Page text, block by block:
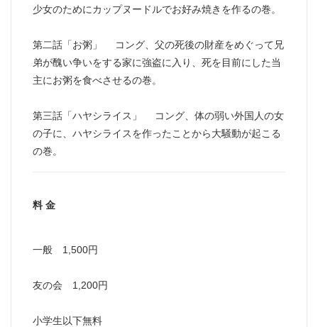
少女のためにカップヌードルでお好み焼きを作るの巻。
第二話「お粥」 コング、父の死後の財産をめぐって兄
弟が醜い争いをする家に強盗に入り、死を目前にした当
主にお粥を食べさせるの巻。
第三話「ハヤシライス」 コング、体の弱い外国人の女
の子に、ハヤシライスを作ったことから大騒動が起こる
の巻。
料 金
一般 1,500円
友の会 1,200円
小学生以下無料